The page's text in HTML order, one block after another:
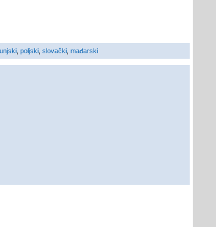
poljski slovački mađarski